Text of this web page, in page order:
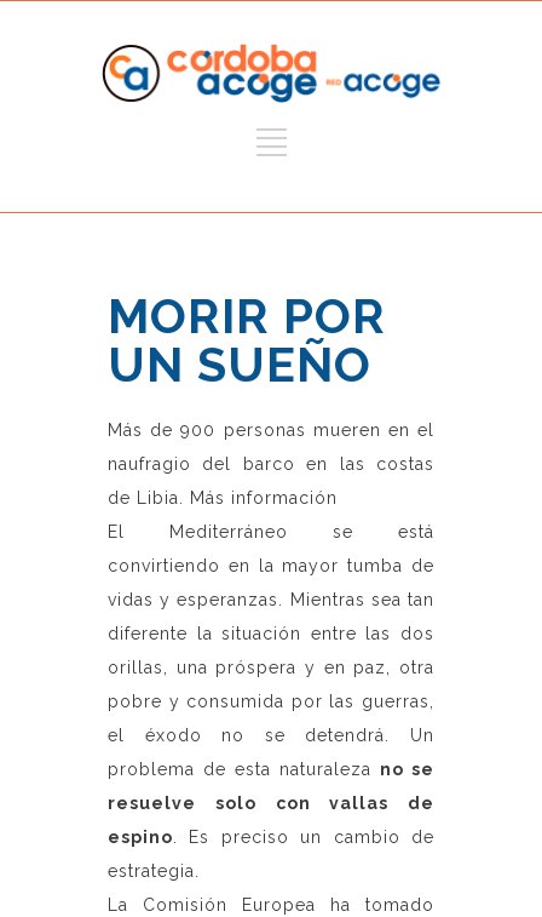
MORIR POR
UN SUEÑO
Más de 900 personas mueren en el
naufragio del barco en las costas
de Libia.
Más información
El Mediterráneo se está
convirtiendo en la mayor tumba de
vidas y esperanzas. Mientras sea tan
diferente la situación entre las dos
orillas, una próspera y en paz, otra
pobre y consumida por las guerras,
el éxodo no se detendrá. Un
problema de esta naturaleza no se
resuelve solo con vallas de
espino . Es preciso un cambio de
estrategia.
La Comisión Europea ha tomado